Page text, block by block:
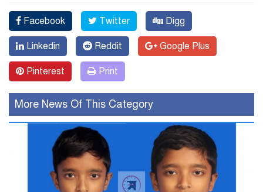
Facebook Twitter Digg
Linkedin Reddit Google Plus
Pinterest Print
More News Of This Category